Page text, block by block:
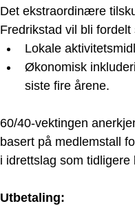
Det ekstraordinære
Fredrikstad vil bli fordelt
Lokale
Økonomisk
siste fire årene.
60/40-vektingen
basert på medlemstall
i idrettslag som
Utbetaling: